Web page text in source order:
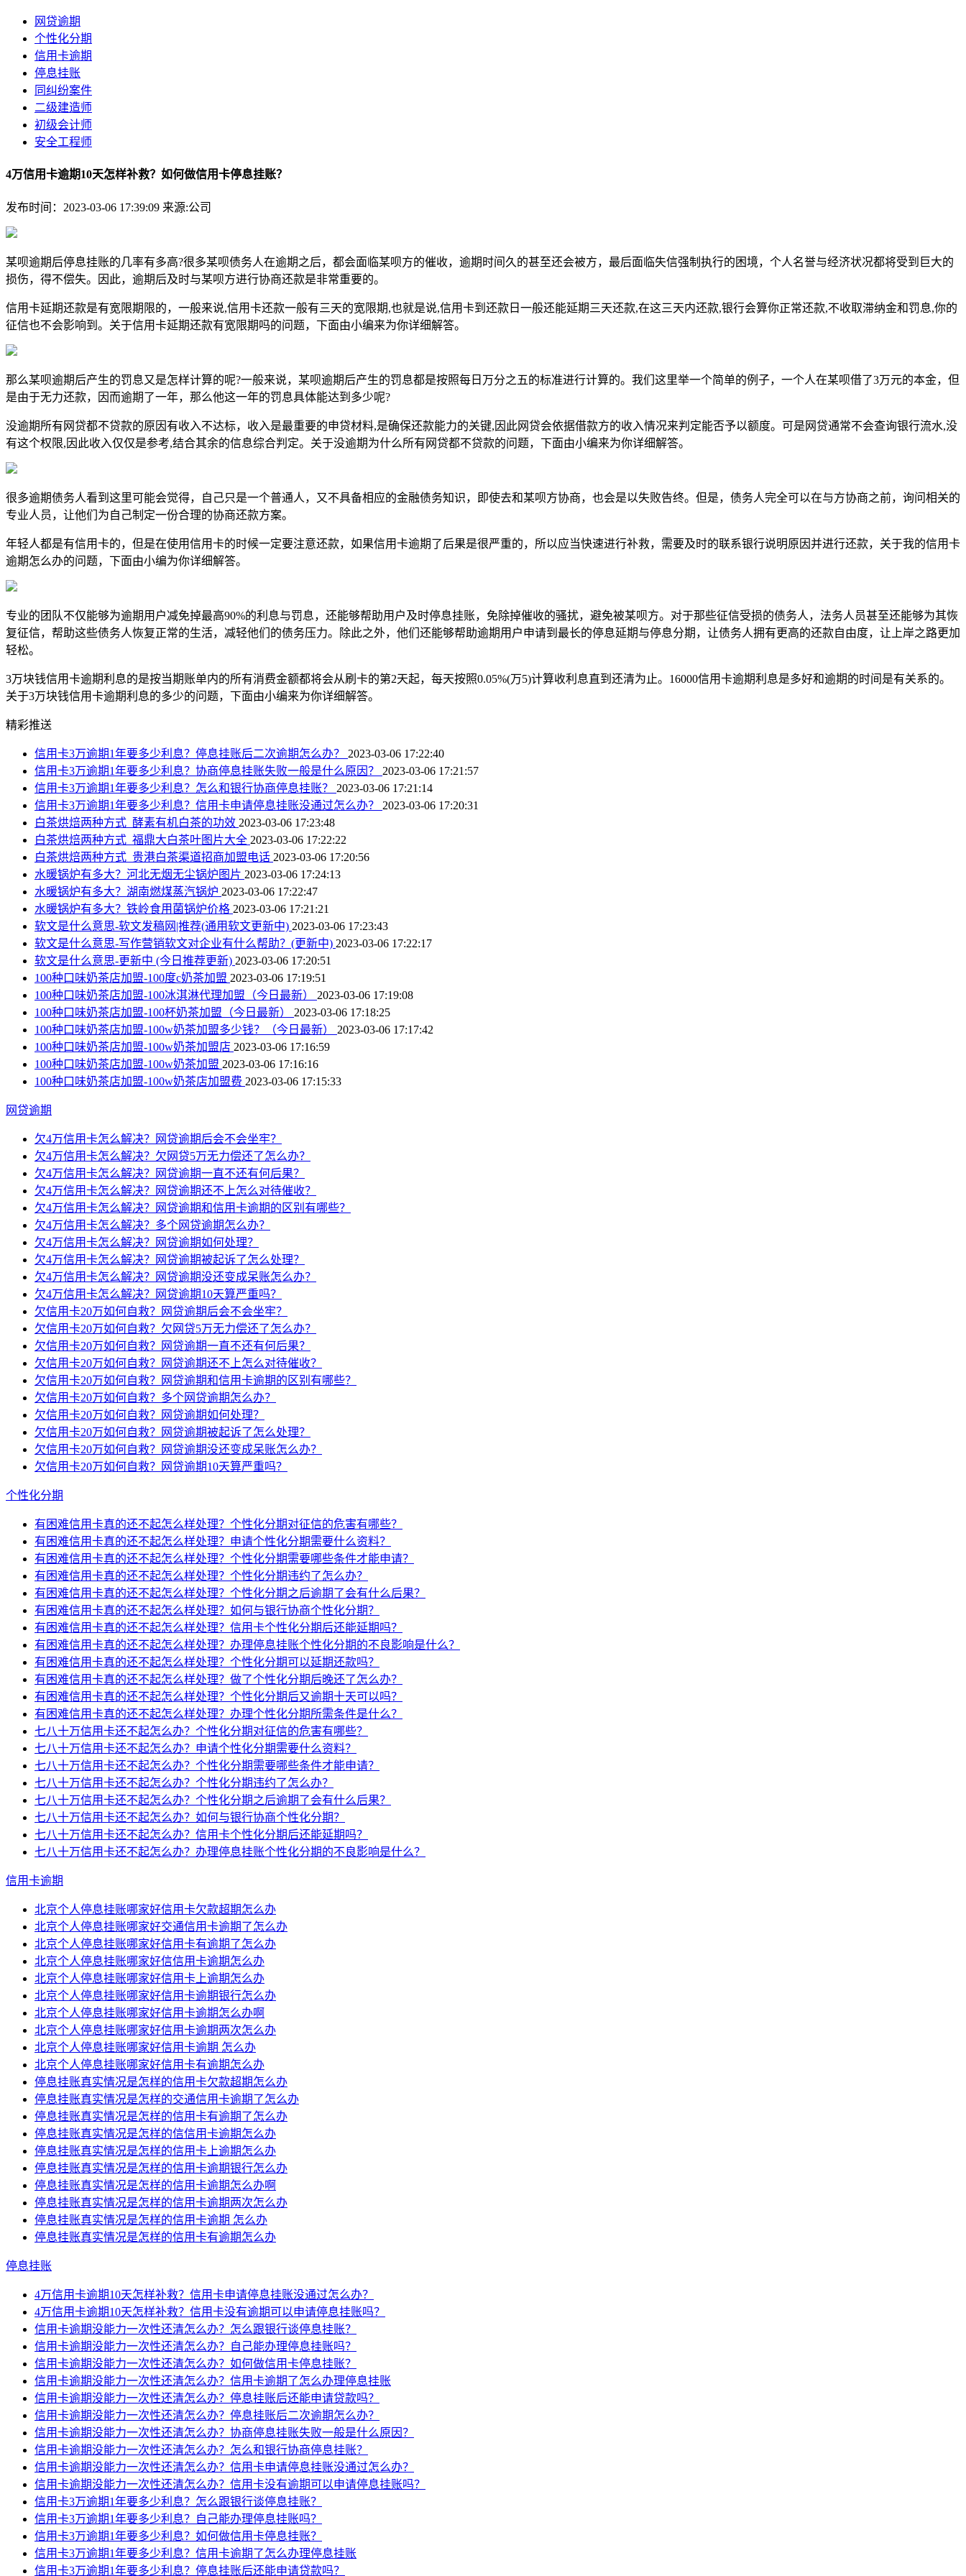
网贷逾期
个性化分期
信用卡逾期
停息挂账
同纠纷案件
二级建造师
初级会计师
安全工程师
4万信用卡逾期10天怎样补救？如何做信用卡停息挂账？
发布时间：2023-03-06 17:39:09 来源:公司
某呗逾期后停息挂账的几率有多高?很多某呗债务人在逾期之后，都会面临某呗方的催收，逾期时间久的甚至还会被方，最后面临失信强制执行的困境，个人名誉与经济状况都将受到巨大的
损伤，得不偿失。因此，逾期后及时与某呗方进行协商还款是非常重要的。
信用卡延期还款是有宽限期限的，一般来说,信用卡还款一般有三天的宽限期,也就是说,信用卡到还款日一般还能延期三天还款,在这三天内还款,银行会算你正常还款,不收取滞纳金和罚息,你的
征信也不会影响到。关于信用卡延期还款有宽限期吗的问题，下面由小编来为你详细解答。
那么某呗逾期后产生的罚息又是怎样计算的呢?一般来说，某呗逾期后产生的罚息都是按照每日万分之五的标准进行计算的。我们这里举一个简单的例子，一个人在某呗借了3万元的本金，但
是由于无力还款，因而逾期了一年，那么他这一年的罚息具体能达到多少呢?
没逾期所有网贷都不贷款的原因有收入不达标，收入是最重要的申贷材料,是确保还款能力的关键,因此网贷会依据借款方的收入情况来判定能否予以额度。可是网贷通常不会查询银行流水,没
有这个权限,因此收入仅仅是参考,结合其余的信息综合判定。关于没逾期为什么所有网贷都不贷款的问题，下面由小编来为你详细解答。
很多逾期债务人看到这里可能会觉得，自己只是一个普通人，又不具备相应的金融债务知识，即使去和某呗方协商，也会是以失败告终。但是，债务人完全可以在与方协商之前，询问相关的
专业人员，让他们为自己制定一份合理的协商还款方案。
年轻人都是有信用卡的，但是在使用信用卡的时候一定要注意还款，如果信用卡逾期了后果是很严重的，所以应当快速进行补救，需要及时的联系银行说明原因并进行还款，关于我的信用卡
逾期怎么办的问题，下面由小编为你详细解答。
专业的团队不仅能够为逾期用户减免掉最高90%的利息与罚息，还能够帮助用户及时停息挂账，免除掉催收的骚扰，避免被某呗方。对于那些征信受损的债务人，法务人员甚至还能够为其恢
复征信，帮助这些债务人恢复正常的生活，减轻他们的债务压力。除此之外，他们还能够帮助逾期用户申请到最长的停息延期与停息分期，让债务人拥有更高的还款自由度，让上岸之路更加
轻松。
3万块钱信用卡逾期利息的是按当期账单内的所有消费金额都将会从刷卡的第2天起，每天按照0.05%(万5)计算收利息直到还清为止。16000信用卡逾期利息是多好和逾期的时间是有关系的。
关于3万块钱信用卡逾期利息的多少的问题，下面由小编来为你详细解答。
精彩推送
信用卡3万逾期1年要多少利息？停息挂账后二次逾期怎么办？ 2023-03-06 17:22:40
信用卡3万逾期1年要多少利息？协商停息挂账失败一般是什么原因？ 2023-03-06 17:21:57
信用卡3万逾期1年要多少利息？怎么和银行协商停息挂账？ 2023-03-06 17:21:14
信用卡3万逾期1年要多少利息？信用卡申请停息挂账没通过怎么办？ 2023-03-06 17:20:31
白茶烘焙两种方式_酵素有机白茶的功效 2023-03-06 17:23:48
白茶烘焙两种方式_福鼎大白茶叶图片大全 2023-03-06 17:22:22
白茶烘焙两种方式_贵港白茶渠道招商加盟电话 2023-03-06 17:20:56
水暖锅炉有多大？河北无烟无尘锅炉图片 2023-03-06 17:24:13
水暖锅炉有多大？湖南燃煤蒸汽锅炉 2023-03-06 17:22:47
水暖锅炉有多大？铁岭食用菌锅炉价格 2023-03-06 17:21:21
软文是什么意思-软文发稿网|推荐(通用软文更新中) 2023-03-06 17:23:43
软文是什么意思-写作营销软文对企业有什么帮助？(更新中) 2023-03-06 17:22:17
软文是什么意思-更新中 (今日推荐更新) 2023-03-06 17:20:51
100种口味奶茶店加盟-100度c奶茶加盟 2023-03-06 17:19:51
100种口味奶茶店加盟-100冰淇淋代理加盟（今日最新） 2023-03-06 17:19:08
100种口味奶茶店加盟-100杯奶茶加盟（今日最新） 2023-03-06 17:18:25
100种口味奶茶店加盟-100w奶茶加盟多少钱？（今日最新） 2023-03-06 17:17:42
100种口味奶茶店加盟-100w奶茶加盟店 2023-03-06 17:16:59
100种口味奶茶店加盟-100w奶茶加盟 2023-03-06 17:16:16
100种口味奶茶店加盟-100w奶茶店加盟费 2023-03-06 17:15:33
网贷逾期
欠4万信用卡怎么解决？网贷逾期后会不会坐牢？
欠4万信用卡怎么解决？欠网贷5万无力偿还了怎么办？
欠4万信用卡怎么解决？网贷逾期一直不还有何后果？
欠4万信用卡怎么解决？网贷逾期还不上怎么对待催收？
欠4万信用卡怎么解决？网贷逾期和信用卡逾期的区别有哪些？
欠4万信用卡怎么解决？多个网贷逾期怎么办？
欠4万信用卡怎么解决？网贷逾期如何处理？
欠4万信用卡怎么解决？网贷逾期被起诉了怎么处理？
欠4万信用卡怎么解决？网贷逾期没还变成呆账怎么办？
欠4万信用卡怎么解决？网贷逾期10天算严重吗？
欠信用卡20万如何自救？网贷逾期后会不会坐牢？
欠信用卡20万如何自救？欠网贷5万无力偿还了怎么办？
欠信用卡20万如何自救？网贷逾期一直不还有何后果？
欠信用卡20万如何自救？网贷逾期还不上怎么对待催收？
欠信用卡20万如何自救？网贷逾期和信用卡逾期的区别有哪些？
欠信用卡20万如何自救？多个网贷逾期怎么办？
欠信用卡20万如何自救？网贷逾期如何处理？
欠信用卡20万如何自救？网贷逾期被起诉了怎么处理？
欠信用卡20万如何自救？网贷逾期没还变成呆账怎么办？
欠信用卡20万如何自救？网贷逾期10天算严重吗？
个性化分期
有困难信用卡真的还不起怎么样处理？个性化分期对征信的危害有哪些？
有困难信用卡真的还不起怎么样处理？申请个性化分期需要什么资料？
有困难信用卡真的还不起怎么样处理？个性化分期需要哪些条件才能申请？
有困难信用卡真的还不起怎么样处理？个性化分期违约了怎么办？
有困难信用卡真的还不起怎么样处理？个性化分期之后逾期了会有什么后果？
有困难信用卡真的还不起怎么样处理？如何与银行协商个性化分期？
有困难信用卡真的还不起怎么样处理？信用卡个性化分期后还能延期吗？
有困难信用卡真的还不起怎么样处理？办理停息挂账个性化分期的不良影响是什么？
有困难信用卡真的还不起怎么样处理？个性化分期可以延期还款吗？
有困难信用卡真的还不起怎么样处理？做了个性化分期后晚还了怎么办？
有困难信用卡真的还不起怎么样处理？个性化分期后又逾期十天可以吗？
有困难信用卡真的还不起怎么样处理？办理个性化分期所需条件是什么？
七八十万信用卡还不起怎么办？个性化分期对征信的危害有哪些？
七八十万信用卡还不起怎么办？申请个性化分期需要什么资料？
七八十万信用卡还不起怎么办？个性化分期需要哪些条件才能申请？
七八十万信用卡还不起怎么办？个性化分期违约了怎么办？
七八十万信用卡还不起怎么办？个性化分期之后逾期了会有什么后果？
七八十万信用卡还不起怎么办？如何与银行协商个性化分期？
七八十万信用卡还不起怎么办？信用卡个性化分期后还能延期吗？
七八十万信用卡还不起怎么办？办理停息挂账个性化分期的不良影响是什么？
信用卡逾期
北京个人停息挂账哪家好信用卡欠款超期怎么办
北京个人停息挂账哪家好交通信用卡逾期了怎么办
北京个人停息挂账哪家好信用卡有逾期了怎么办
北京个人停息挂账哪家好信信用卡逾期怎么办
北京个人停息挂账哪家好信用卡上逾期怎么办
北京个人停息挂账哪家好信用卡逾期银行怎么办
北京个人停息挂账哪家好信用卡逾期怎么办啊
北京个人停息挂账哪家好信用卡逾期两次怎么办
北京个人停息挂账哪家好信用卡逾期 怎么办
北京个人停息挂账哪家好信用卡有逾期怎么办
停息挂账真实情况是怎样的信用卡欠款超期怎么办
停息挂账真实情况是怎样的交通信用卡逾期了怎么办
停息挂账真实情况是怎样的信用卡有逾期了怎么办
停息挂账真实情况是怎样的信信用卡逾期怎么办
停息挂账真实情况是怎样的信用卡上逾期怎么办
停息挂账真实情况是怎样的信用卡逾期银行怎么办
停息挂账真实情况是怎样的信用卡逾期怎么办啊
停息挂账真实情况是怎样的信用卡逾期两次怎么办
停息挂账真实情况是怎样的信用卡逾期 怎么办
停息挂账真实情况是怎样的信用卡有逾期怎么办
停息挂账
4万信用卡逾期10天怎样补救？信用卡申请停息挂账没通过怎么办？
4万信用卡逾期10天怎样补救？信用卡没有逾期可以申请停息挂账吗？
信用卡逾期没能力一次性还清怎么办？怎么跟银行谈停息挂账？
信用卡逾期没能力一次性还清怎么办？自己能办理停息挂账吗？
信用卡逾期没能力一次性还清怎么办？如何做信用卡停息挂账？
信用卡逾期没能力一次性还清怎么办？信用卡逾期了怎么办理停息挂账
信用卡逾期没能力一次性还清怎么办？停息挂账后还能申请贷款吗？
信用卡逾期没能力一次性还清怎么办？停息挂账后二次逾期怎么办？
信用卡逾期没能力一次性还清怎么办？协商停息挂账失败一般是什么原因？
信用卡逾期没能力一次性还清怎么办？怎么和银行协商停息挂账？
信用卡逾期没能力一次性还清怎么办？信用卡申请停息挂账没通过怎么办？
信用卡逾期没能力一次性还清怎么办？信用卡没有逾期可以申请停息挂账吗？
信用卡3万逾期1年要多少利息？怎么跟银行谈停息挂账？
信用卡3万逾期1年要多少利息？自己能办理停息挂账吗？
信用卡3万逾期1年要多少利息？如何做信用卡停息挂账？
信用卡3万逾期1年要多少利息？信用卡逾期了怎么办理停息挂账
信用卡3万逾期1年要多少利息？停息挂账后还能申请贷款吗？